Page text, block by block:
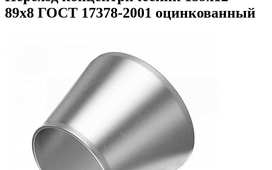
89х8 ГОСТ 17378-2001 оцинкованный